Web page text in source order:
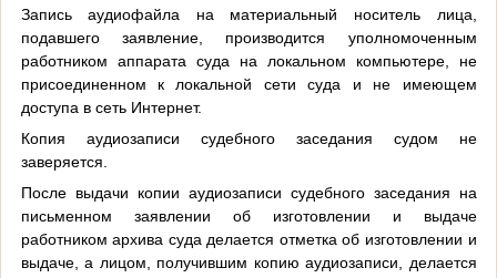
Запись аудиофайла на материальный носитель лица,
подавшего заявление, производится уполномоченным
работником аппарата суда на локальном компьютере, не
присоединенном к локальной сети суда и не имеющем
доступа в сеть Интернет.
Копия аудиозаписи судебного заседания судом не
заверяется.
После выдачи копии аудиозаписи судебного заседания на
письменном заявлении об изготовлении и выдаче
работником архива суда делается отметка об изготовлении и
выдаче, а лицом, получившим копию аудиозаписи, делается